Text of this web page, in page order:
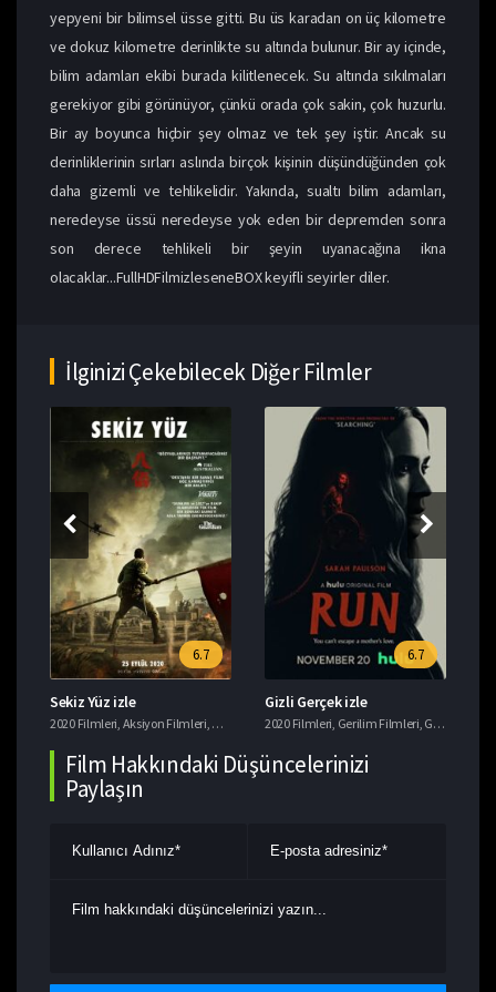
yepyeni bir bilimsel üsse gitti. Bu üs karadan on üç kilometre
ve dokuz kilometre derinlikte su altında bulunur. Bir ay içinde,
bilim adamları ekibi burada kilitlenecek. Su altında sıkılmaları
gerekiyor gibi görünüyor, çünkü orada çok sakin, çok huzurlu.
Bir ay boyunca hiçbir şey olmaz ve tek şey iştir. Ancak su
derinliklerinin sırları aslında birçok kişinin düşündüğünden çok
daha gizemli ve tehlikelidir. Yakında, sualtı bilim adamları,
neredeyse üssü neredeyse yok eden bir depremden sonra
son derece tehlikeli bir şeyin uyanacağına ikna
olacaklar...FullHDFilmizleseneBOX keyifli seyirler diler.
İlginizi Çekebilecek Diğer Filmler
Filmleri, Hint Filmleri,imdb 7+ Filmler Macera Filmleri
6.7
Sekiz Yüz izle
2020 Filmleri Aksiyon Filmleri Dram Filmleri, Tarih Filmleri
6.7
Gizli Gerçek izle
2020 Filmleri Gerilim Filmleri Gizem Filmleri
Film Hakkındaki Düşüncelerinizi
Paylaşın